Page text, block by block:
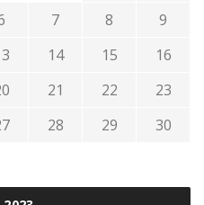
7 8
9
14 15
16
21 22
23
28 29
30